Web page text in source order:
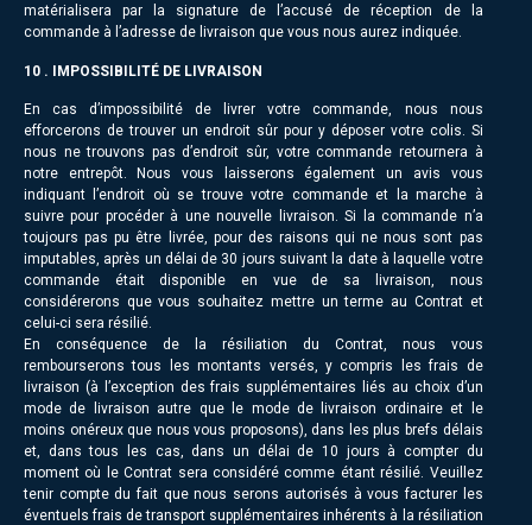
matérialisera par la signature de l’accusé de réception de la
commande à l’adresse de livraison que vous nous aurez indiquée.
10 . IMPOSSIBILITÉ DE LIVRAISON
En cas d’impossibilité de livrer votre commande, nous nous
efforcerons de trouver un endroit sûr pour y déposer votre colis. Si
nous ne trouvons pas d’endroit sûr, votre commande retournera à
notre entrepôt. Nous vous laisserons également un avis vous
indiquant l’endroit où se trouve votre commande et la marche à
suivre pour procéder à une nouvelle livraison. Si la commande n’a
toujours pas pu être livrée, pour des raisons qui ne nous sont pas
imputables, après un délai de 30 jours suivant la date à laquelle votre
commande était disponible en vue de sa livraison, nous
considérerons que vous souhaitez mettre un terme au Contrat et
celui-ci sera résilié.
En conséquence de la résiliation du Contrat, nous vous
rembourserons tous les montants versés, y compris les frais de
livraison (à l’exception des frais supplémentaires liés au choix d’un
mode de livraison autre que le mode de livraison ordinaire et le
moins onéreux que nous vous proposons), dans les plus brefs délais
et, dans tous les cas, dans un délai de 10 jours à compter du
moment où le Contrat sera considéré comme étant résilié. Veuillez
tenir compte du fait que nous serons autorisés à vous facturer les
éventuels frais de transport supplémentaires inhérents à la résiliation